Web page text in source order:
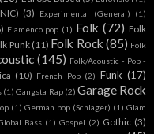
(3) Experimental (General) (1)
Flamenco pop (1) Folk (72) Folk
Punk (11) Folk Rock (85) Folk
(145) Folk/Acoustic - Pop -
(10) French Pop (2) Funk (17)
(1) Gangsta Rap (2) Garage Rock
(1) German pop (Schlager) (1) Glam
Bass (1) Gospel (2) Gothic (3)